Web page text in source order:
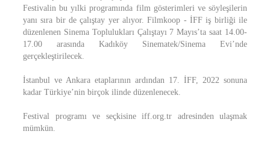
Festivalin bu yılki programında film gösterimleri ve söyleşilerin
yanı sıra bir de çalıştay yer alıyor. Filmkoop - İFF iş birliği ile
düzenlenen Sinema Toplulukları Çalıştayı 7 Mayıs’ta saat 14.00-
17.00 arasında Kadıköy Sinematek/Sinema Evi’nde
gerçekleştirilecek.
İstanbul ve Ankara etaplarının ardından 17. İFF, 2022 sonuna
kadar Türkiye’nin birçok ilinde düzenlenecek.
Festival programı ve seçkisine iff.org.tr adresinden ulaşmak
mümkün.